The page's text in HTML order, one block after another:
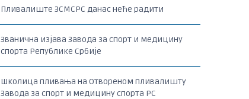
Пливалиште ЗСМСРС данас неће радити
Званична изјава Завода за спорт и медицину
спорта Републике Србије
Школица пливања на Отвореном пливалишту
Завода за спорт и медицину спорта РС